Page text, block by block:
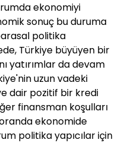
ekonomiyi
sonuç bu duruma
politika
Türkiye büyüyen bir
yatırımlar da devam
uzun vadeki
dair pozitif bir kredi
finansman koşulları
oranda ekonomide
politika yapıcılar için